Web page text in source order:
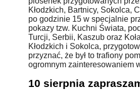
Kłodzkich, Bartnicy, Sokolca,
po godzinie 15 w specjalnie
pokazy tzw. Kuchni Świata,
Turcji, Serbii, Kaszub oraz
Kłodzkich i Sokolca,
przyznać, że był to trafiony
ogromnym zainteresowaniem
10 sierpnia